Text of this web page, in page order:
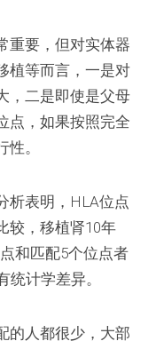
重要，但对实体器
植等而言，一是对
，二是即使是父母
点，如果按照完全
。
析表明，HLA位点
较，移植肾10年
和匹配5个位点者
计学差异。
的人都很少，大部